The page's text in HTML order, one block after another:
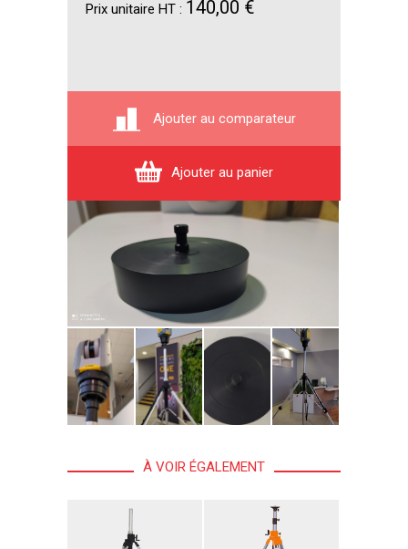
Prix unitaire HT : 140,00 €
Ajouter au comparateur
Ajouter au panier
À VOIR ÉGALEMENT